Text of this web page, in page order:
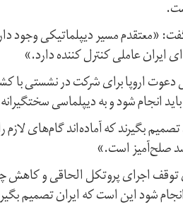
«معتقدم مسیر دیپلماتیکی وجود
ایران عاملی کنترل کننده دارد.»
دعوت اروپا برای شرکت در نشستی
انجام شود و به دیپلماسی
بگیرند که آماده‌اند گام‌های لازم
صلح‌آمیز است.»
توقف اجرای پروتکل الحاقی و
شود این است که ایران تصمیم